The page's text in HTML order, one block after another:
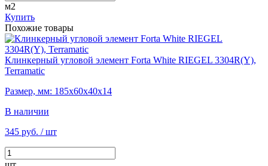
м2
Купить
Похожие товары
Клинкерный угловой элемент Forta White RIEGEL 3304R(Y),
Terramatic
Размер, мм: 185х60х40х14
В наличии
345 руб. / шт